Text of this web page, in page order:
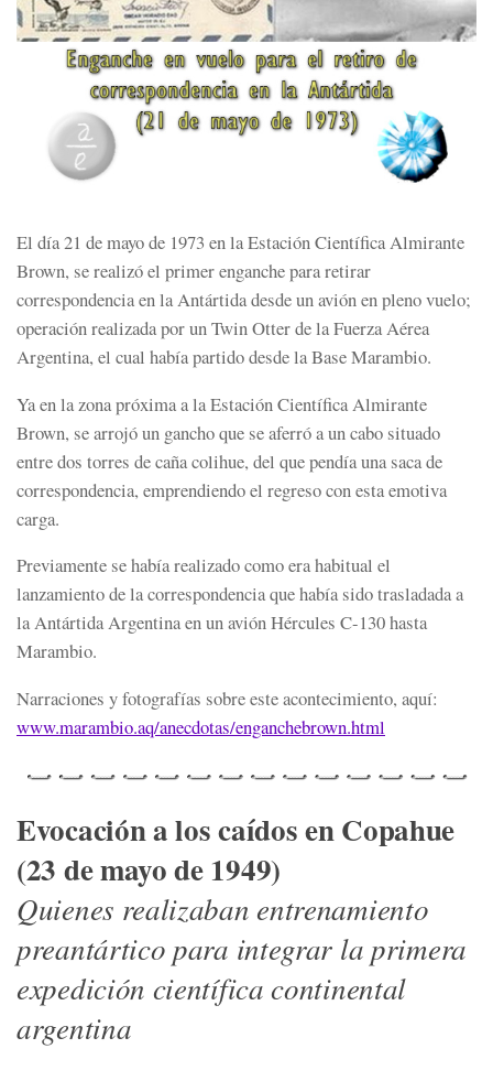
El día 21 de mayo de 1973 en la Estación Científica Almirante
Brown, se realizó el primer enganche para retirar
correspondencia en la Antártida desde un avión en pleno vuelo;
operación realizada por un Twin Otter de la Fuerza Aérea
Argentina, el cual había partido desde la Base Marambio.
Ya en la zona próxima a la Estación Científica Almirante
Brown, se arrojó un gancho que se aferró a un cabo situado
entre dos torres de caña colihue, del que pendía una saca de
correspondencia, emprendiendo el regreso con esta emotiva
carga.
Previamente se había realizado como era habitual el
lanzamiento de la correspondencia que había sido trasladada a
la Antártida Argentina en un avión Hércules C-130 hasta
Marambio.
Narraciones y fotografías sobre este acontecimiento, aquí:
www.marambio.aq/anecdotas/enganchebrown.html
Evocación a los caídos en Copahue
(23 de mayo de 1949)
Quienes realizaban entrenamiento
preantártico para integrar la primera
expedición científica continental
argentina